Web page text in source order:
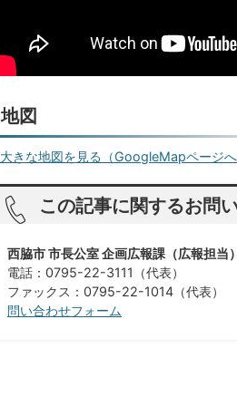
地図
大きな地図を見る（GoogleMapページへ
この記事に関するお問
西脇市 市長公室 企画広報課（広報担当）
電話：0795-22-3111（代表）
ファックス：0795-22-1014（代表）
問い合わせフォーム